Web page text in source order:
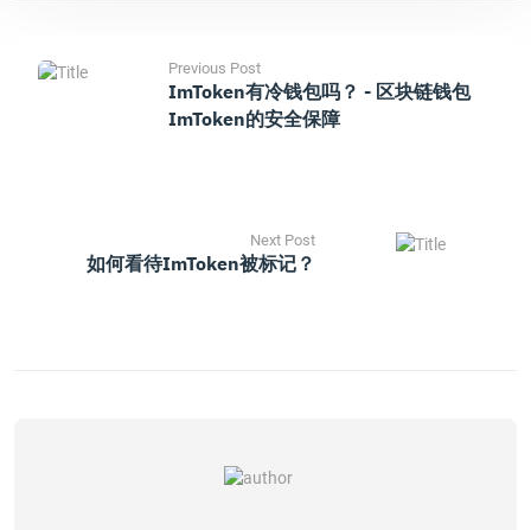
Previous Post
ImToken有冷钱包吗？ - 区块链钱包
ImToken的安全保障
Next Post
如何看待imToken被标记？